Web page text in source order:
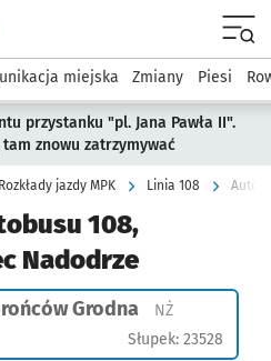
podserwis: Komunikacja
miejska Zmiany Piesi
przystanku "pl. Jana Pawła II".
znowu zatrzymywać
Rozkłady jazdy MPK Linia 108
108,
Nadodrze
Grodna NŻPrzystanek
Słupek: 23528